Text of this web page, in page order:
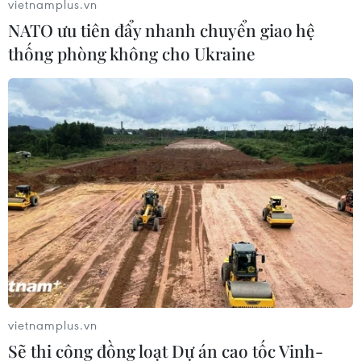
#Aguilera #Maroon 5
#Justin Bieber
#Kelly Clarkson
Mỹ
Theo dõi VietnamPlus
vietnamplus.vn
NATO ưu tiên đẩy nhanh chuyển giao hệ
thống phòng không cho Ukraine
vietnamplus.vn
Sẽ thi công đồng loạt Dự án cao tốc Vinh-